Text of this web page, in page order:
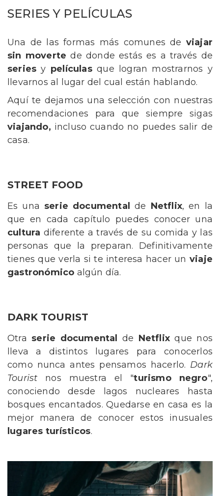
SERIES Y PELÍCULAS
Una de las formas más comunes de viajar
sin moverte de donde estás es a través de
series y películasque logran mostrarnos y
llevarnos al lugar del cual están hablando.
Aquí te dejamos una selección con nuestras
recomendaciones para que siempre sigas
viajando, incluso cuando no puedes salir de
casa.
STREET FOOD
Es una serie documental de Netflix, en la
que en cada capítulo puedes conocer una
cultura diferente a través de su comida y las
personas que la preparan. Definitivamente
tienes que verla si te interesa hacer un viaje
gastronómico algún día.
DARK TOURIST
Otra serie documental de Netflix que nos
lleva a distintos lugares para conocerlos
como nunca antes pensamos hacerlo. Dark
Tourist nos muestra el "turismo negro",
conociendo desde lagos nucleares hasta
bosques encantados. Quedarse en casa es la
mejor manera de conocer estos inusuales
lugares turísticos.